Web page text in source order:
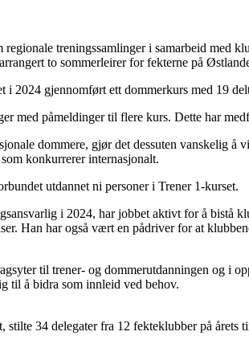
regionale treningssamlinger i samarbeid med
to sommerleirer for fekterne på
i 2024 gjennomført ett dommerkurs med 19
med påmeldinger til flere kurs. Dette har
dommere, gjør det dessuten vanskelig
konkurrerer internasjonalt.
utdannet ni personer i Trener 1-kurset.
i 2024, har jobbet aktivt for å bistå
Han har også vært en pådriver for at
til trener- og dommerutdanningen og i
til å bidra som innleid ved behov.
stilte 34 delegater fra 12 fekteklubber på årets